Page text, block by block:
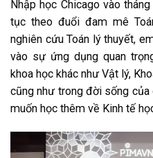
Nhập học Chicago vào
tục theo đuổi đam mê
nghiên cứu Toán lý thuyết,
vào sự ứng dụng quan
khoa học khác như Vật lý,
cũng như trong đời sống
muốn học thêm về Kinh tế